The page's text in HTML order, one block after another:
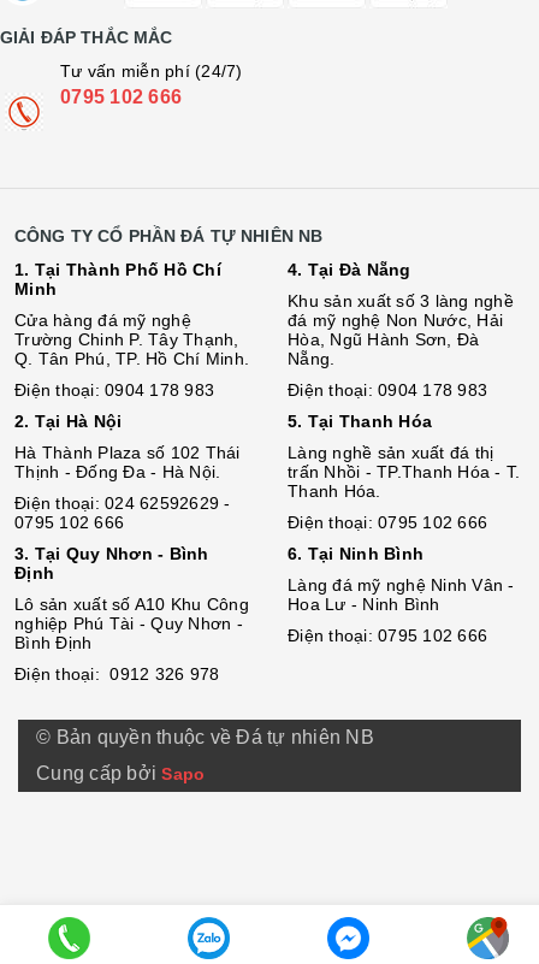
GIẢI ĐÁP THẮC MẮC
Tư vấn miễn phí (24/7)
0795 102 666
CÔNG TY CỔ PHẦN ĐÁ TỰ NHIÊN NB
1. Tại Thành Phố Hồ Chí
Minh
Cửa hàng đá mỹ nghệ
Trường Chinh P. Tây Thạnh,
Q. Tân Phú, TP. Hồ Chí Minh.
Điện thoại: 0904 178 983
2. Tại Hà Nội
Hà Thành Plaza số 102 Thái
Thịnh - Đống Đa - Hà Nội.
Điện thoại: 024 62592629 -
0795 102 666
3. Tại Quy Nhơn - Bình
Định
Lô sản xuất số A10 Khu Công
nghiệp Phú Tài - Quy Nhơn -
Bình Định
Điện thoại: 0912 326 978
4. Tại Đà Nẵng
Khu sản xuất số 3 làng nghề
đá mỹ nghệ Non Nước, Hải
Hòa, Ngũ Hành Sơn, Đà
Nẵng.
Điện thoại: 0904 178 983
5. Tại Thanh Hóa
Làng nghề sản xuất đá thị
trấn Nhồi - TP.Thanh Hóa - T.
Thanh Hóa.
Điện thoại: 0795 102 666
6. Tại Ninh Bình
Làng đá mỹ nghệ Ninh Vân -
Hoa Lư - Ninh Bình
Điện thoại: 0795 102 666
© Bản quyền thuộc về Đá tự nhiên NB
Cung cấp bởiSapo